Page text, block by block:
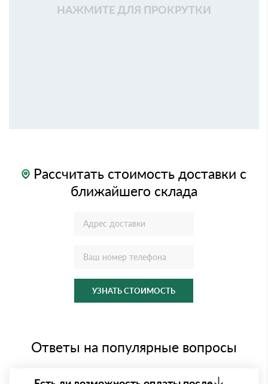
НАЖМИТЕ ДЛЯ ПРОКРУТКИ
Рассчитать стоимость доставки с
ближайшего склада
УЗНАТЬ СТОИМОСТЬ
Ответы на популярные вопросы